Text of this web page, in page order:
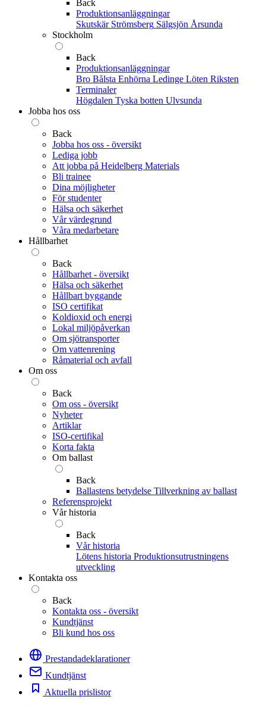
Back
Produktionsanläggningar
Skutskär Strömsberg Sälgsjön Årsunda
Stockholm
Back
Produktionsanläggningar
Bro Bålsta Enhörna Ledinge Löten Riksten
Terminaler
Högdalen Tyska botten Ulvsunda
Jobba hos oss
Back
Jobba hos oss - översikt
Lediga jobb
Att jobba på Heidelberg Materials
Bli trainee
Dina möjligheter
För studenter
Hälsa och säkerhet
Vår värdegrund
Våra medarbetare
Hållbarhet
Back
Hållbarhet - översikt
Hälsa och säkerhet
Hållbart byggande
ISO certifikat
Koldioxid och energi
Lokal miljöpåverkan
Om sjötransporter
Om vattenrening
Råmaterial och avfall
Om oss
Back
Om oss - översikt
Nyheter
Artiklar
ISO-certifikal
Korta fakta
Om ballast
Back
Ballastens betydelse Tillverkning av ballast
Referensprojekt
Vår historia
Back
Vår historia
Lötens historia Produktionsutrustningens
utveckling
Kontakta oss
Back
Kontakta oss - översikt
Kundtjänst
Bli kund hos oss
Prestandadeklarationer
Kundtjänst
Aktuella prislistor